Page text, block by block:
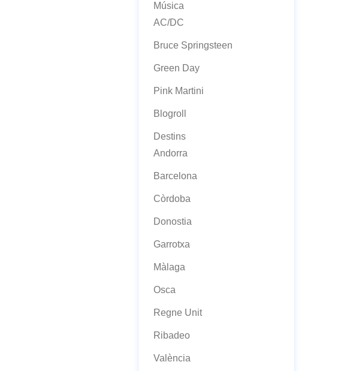
Música
AC/DC
Bruce Springsteen
Green Day
Pink Martini
Blogroll
Destins
Andorra
Barcelona
Còrdoba
Donostia
Garrotxa
Màlaga
Osca
Regne Unit
Ribadeo
València